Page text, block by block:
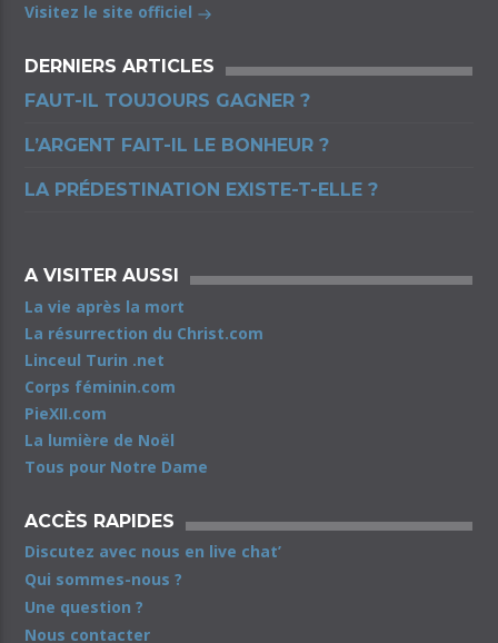
Visitez le site officiel
DERNIERS ARTICLES
FAUT-IL TOUJOURS GAGNER ?
L’ARGENT FAIT-IL LE BONHEUR ?
LA PRÉDESTINATION EXISTE-T-ELLE ?
A VISITER AUSSI
La vie après la mort
La résurrection du Christ.com
Linceul Turin .net
Corps féminin.com
PieXII.com
La lumière de Noël
Tous pour Notre Dame
ACCÈS RAPIDES
Discutez avec nous en live chat’
Qui sommes-nous ?
Une question ?
Nous contacter